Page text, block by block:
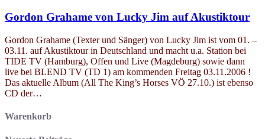
Gordon Grahame von Lucky Jim auf Akustiktour
Gordon Grahame (Texter und Sänger) von Lucky Jim ist vom 01. –
03.11. auf Akustiktour in Deutschland und macht u.a. Station bei
TIDE TV (Hamburg), Offen und Live (Magdeburg) sowie dann
live bei BLEND TV (TD 1) am kommenden Freitag 03.11.2006 !
Das aktuelle Album (All The King’s Horses VÖ 27.10.) ist ebenso
CD der…
Warenkorb